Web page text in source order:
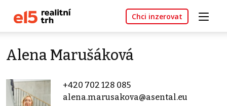
Chci inzerovat
Alena Marušáková
+420 702 128 085
alena.marusakova@asental.eu